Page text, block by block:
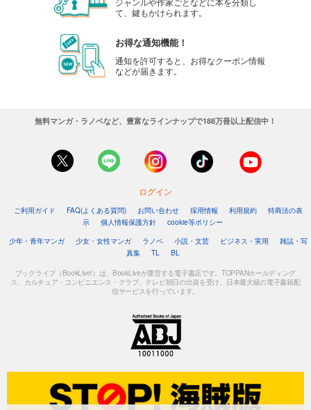
て、鍵もかけられます。
お得な通知機能！
通知を許可すると、お得なクーポン情報
などが届きます。
無料マンガ・ラノベなど、豊富なラインナップで188万冊以上配信中！
ログイン
ご利用ガイド FAQ(よくある質問) お問い合わせ 採用情報 利用規約
特商法の表
示
個人情報保護方針
cookie等ポリシー
少年・青年マンガ
少女・女性マンガ ラノベ 小説・文芸 ビジネス・実用
雑誌・写
真集
TL BL
ブックライブ（BookLive!）は、BookLiveが運営する電子書店です。TOPPANホールディング
ス、カルチュア・コンビニエンス・クラブ、テレビ朝日の出資を受け、日本最大級の電子書籍配
信サービスを行っています。